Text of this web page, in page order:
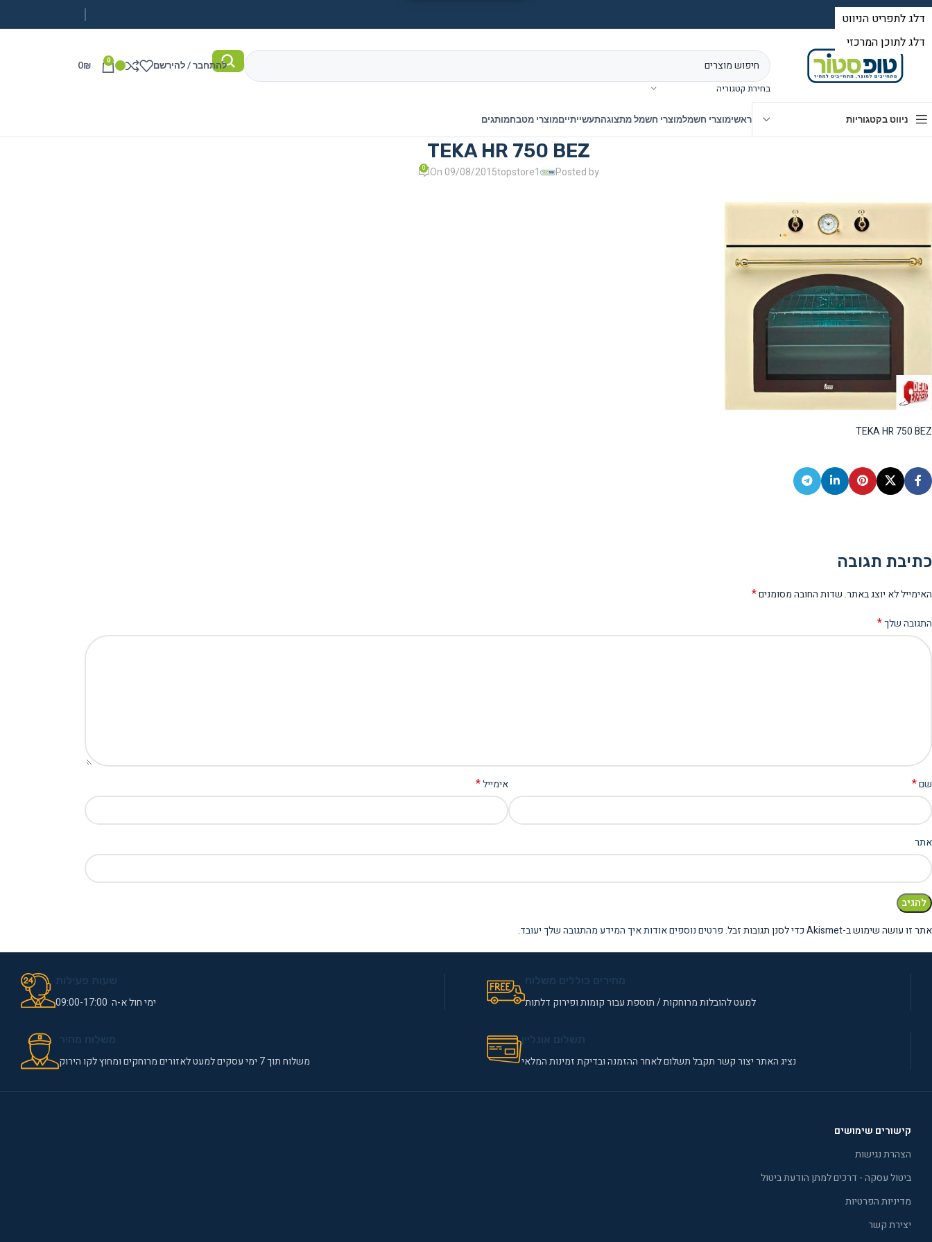
בחירת קטגוריה
להתחבר / להירשם 0
0₪
ניווט בקטגוריות ראשימוצרי חשמלמוצרי חשמל מתצוגהתעשייתייםמוצרי מטבחמותגים
TEKA HR 750 BEZ
Posted by
topstore1
On 09/08/2015
0
TEKA HR 750 BEZ
כתיבת תגובה
האימייל לא יוצג באתר.שדות החובה מסומנים*
התגובה שלך*
שם* אימייל*
אתר
אתר זו עושה שימוש ב-Akismet כדי לסנן תגובות זבל. פרטים נוספים אודות איך המידע מהתגובה שלך יעובד.
למעט להובלות מרוחקות / תוספת עבור קומות ופירוק דלתות ימי חול א-ה 09:00-17:00
נציג האתר יצור קשר תקבל תשלום לאחר ההזמנה ובדיקת זמינות המלאי משלוח תוך 7 ימי עסקים למעט לאזורים מרוחקים ומחוץ לקו הירוק
קישורים שימושים
הצהרת נגישות
ביטול עסקה - דרכים למתן הודעת ביטול
מדיניות הפרטיות
יצירת קשר